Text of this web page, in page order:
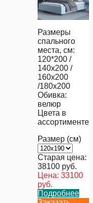
Размеры
спального
места, см:
120*200 /
140х200 /
160х200
/180х200
Обивка:
велюр
Цвета в
ассортименте
Размер (см)
Старая цена:
38100 руб.
Цена: 33100
руб.
Подробнее